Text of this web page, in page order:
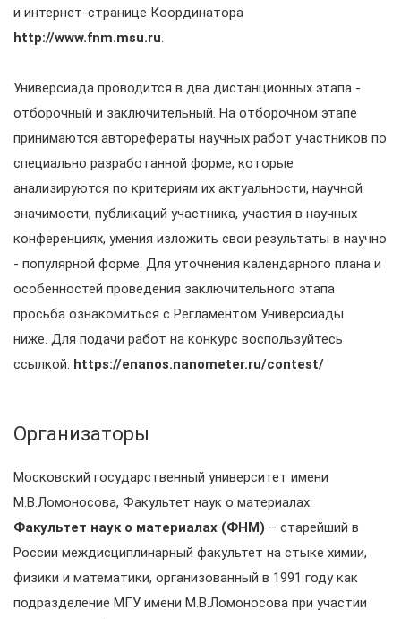
и интернет-странице Координатора
http://www.fnm.msu.ru.
Универсиада проводится в два дистанционных этапа -
отборочный и заключительный. На отборочном этапе
принимаются авторефераты научных работ участников по
специально разработанной форме, которые
анализируются по критериям их актуальности, научной
значимости, публикаций участника, участия в научных
конференциях, умения изложить свои результаты в научно
- популярной форме. Для уточнения календарного плана и
особенностей проведения заключительного этапа
просьба ознакомиться с Регламентом Универсиады
ниже. Для подачи работ на конкурс воспользуйтесь
ссылкой: https://enanos.nanometer.ru/contest/
Организаторы
Московский государственный университет имени
М.В.Ломоносова, Факультет наук о материалах
Факультет наук о материалах (ФНМ) – старейший в
России междисциплинарный факультет на стыке химии,
физики и математики, организованный в 1991 году как
подразделение МГУ имени М.В.Ломоносова при участии